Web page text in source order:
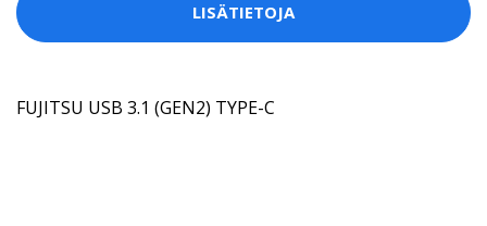
LISÄTIETOJA
FUJITSU USB 3.1 (GEN2) TYPE-C